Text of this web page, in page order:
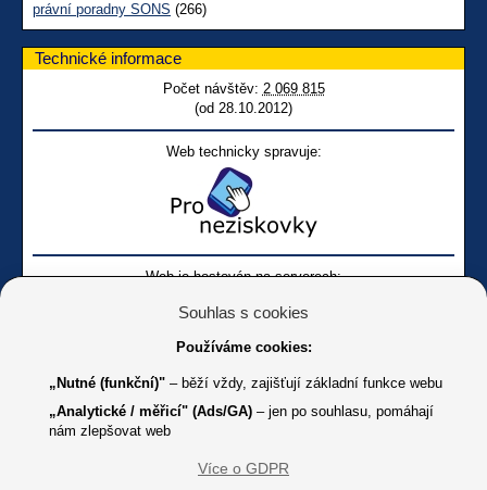
právní poradny SONS (266)
Technické informace
Počet návštěv: 2 069 815
(od 28.10.2012)
Web technicky spravuje:
Web je hostován na serverech:
Online
Youtube SONS
Souhlas s cookies
Používáme cookies:
„Nutné (funkční)" – běží vždy, zajišťují základní funkce webu
„Analytické / měřicí" (Ads/GA) – jen po souhlasu, pomáhají
nám zlepšovat web
Více o GDPR